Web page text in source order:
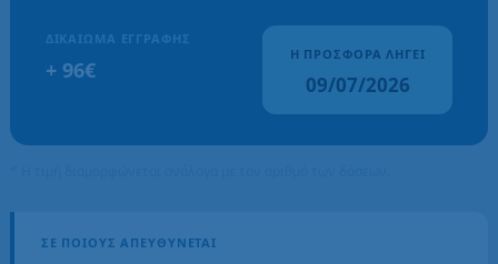
ΔΙΚΑΊΩΜΑ ΕΓΓΡΑΦΉΣ
+ 96€
Η ΠΡΟΣΦΟΡΆ ΛΉΓΕΙ
09/07/2026
ΣΕ ΠΟΙΟΥΣ ΑΠΕΥΘΎΝΕΤΑΙ